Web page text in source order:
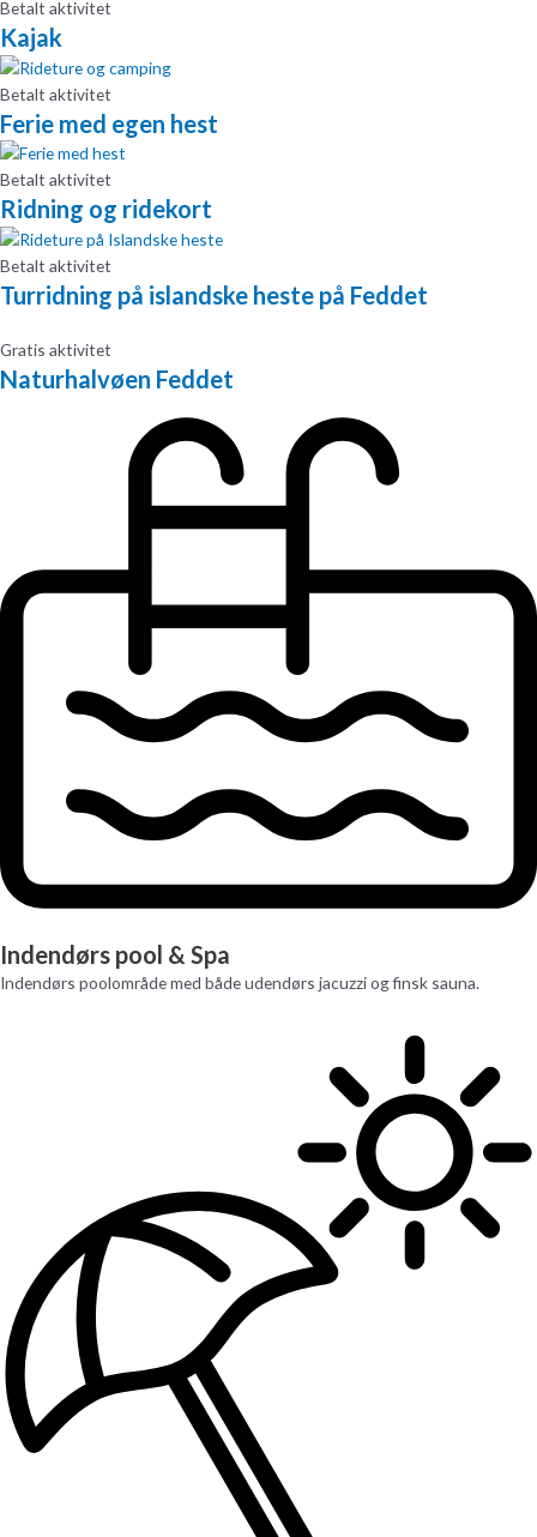
Betalt aktivitet
Kajak
Betalt aktivitet
Ferie med egen hest
Betalt aktivitet
Ridning og ridekort
Betalt aktivitet
Turridning på islandske heste på Feddet
Gratis aktivitet
Naturhalvøen Feddet
Indendørs pool & Spa
Indendørs poolområde med både udendørs jacuzzi og finsk sauna.